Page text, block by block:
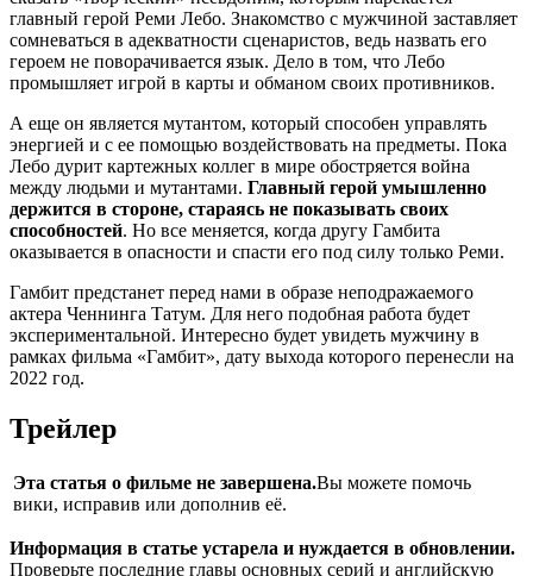
главный герой Реми Лебо. Знакомство с мужчиной заставляет
сомневаться в адекватности сценаристов, ведь назвать его
героем не поворачивается язык. Дело в том, что Лебо
промышляет игрой в карты и обманом своих противников.
А еще он является мутантом, который способен управлять
энергией и с ее помощью воздействовать на предметы. Пока
Лебо дурит картежных коллег в мире обостряется война
между людьми и мутантами. Главный герой умышленно
держится в стороне, стараясь не показывать своих
способностей. Но все меняется, когда другу Гамбита
оказывается в опасности и спасти его под силу только Реми.
Гамбит предстанет перед нами в образе неподражаемого
актера Ченнинга Татум. Для него подобная работа будет
экспериментальной. Интересно будет увидеть мужчину в
рамках фильма «Гамбит», дату выхода которого перенесли на
2022 год.
Трейлер
Эта статья о фильме не завершена.Вы можете помочь
вики, исправив или дополнив её.
Информация в статье устарела и нуждается в обновлении.
Проверьте последние главы основных серий и английскую